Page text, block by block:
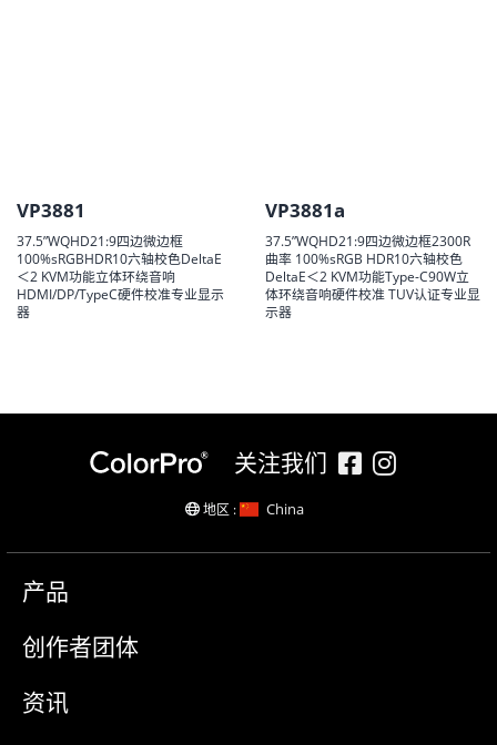
VP3881
37.5”WQHD21:9四边微边框
100%sRGBHDR10六轴校色DeltaE
＜2 KVM功能立体环绕音响
HDMI/DP/TypeC硬件校准专业显示
器
VP3881a
37.5”WQHD21:9四边微边框2300R
曲率 100%sRGB HDR10六轴校色
DeltaE＜2 KVM功能Type-C90W立
体环绕音响硬件校准 TUV认证专业显
示器
关注我们
地区 : China
产品
创作者团体
资讯